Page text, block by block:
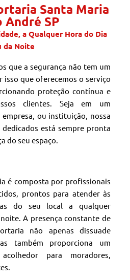
Santa Maria
André SP
a Qualquer Hora do Dia
da Noite
que a segurança não tem um
isso que oferecemos o serviço
proteção contínua e
clientes. Seja em um
ou instituição, nossa
está sempre pronta
do seu espaço.
é composta por profissionais
prontos para atender às
do seu local a qualquer
A presença constante de
não apenas dissuade
também proporciona um
para moradores,